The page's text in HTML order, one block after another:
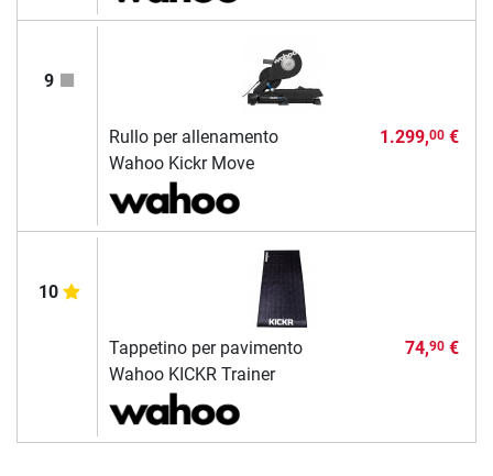
9
Rullo per allenamento
Wahoo Kickr Move
1.299,00€
10
Tappetino per pavimento
Wahoo KICKR Trainer
74,90€